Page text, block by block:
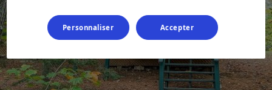
Personnaliser Accepter